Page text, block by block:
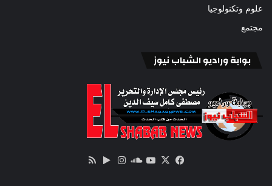
علوم وتكنولوجيا
مجتمع
بوابة وراديو الشباب نيوز
فيسبوك
‫X
‫YouTube
ساوندانستقرام‏Google